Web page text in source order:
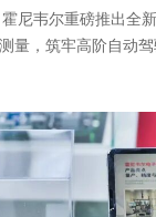
尼韦尔重磅推出全
量，筑牢高阶自动